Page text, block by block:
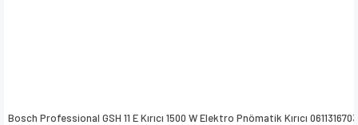
Bosch Professional GSH 11 E Kırıcı 1500 W Elektro Pnömatik Kırıcı 0611316703